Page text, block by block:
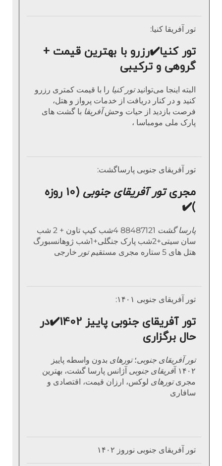
تور آفریقا کنیا:
تور کنیا✔️رزرو با بهترین قیمت +
گروهی و ترکیبی
البته اینجا می‌توانیدتور کنیا را با قیمت کمتری رزرو
کنید و در کنار دریافت از خدمات پرواز و هتل،
فرصت بازدید از حیات وحشآفریقا با گشت های
پارک ملی مومباسا ،
تور آفریقای جنوبی پارساگشت:
مجریتور آفریقای جنوبی
(10 روزه
)
✔️
پارسا گشت
88487121 4شب کیپ تاون + 2 شب
سان سیتی+2شب پارک جنگلی+1شب ژوهانسبورگ
هتل های 5 ستاره مجری مستقیم
تور خارجی
تور آفریقای جنوبی ۱۴۰۱:
تور آفریقای جنوبی پاییز 1402 ✔️در
حال برگزاری
تور آفریقای جنوبی؛تورهای بدون واسطه پاییز
۱۴۰۲ آ فریقای جنوبی آژانس پارسا گشت، بهترین
مجریتورهای لوکس، ارزان قیمت، اقتصادی و
سافاری
تور آفریقای جنوبی نوروز ۱۴۰۲